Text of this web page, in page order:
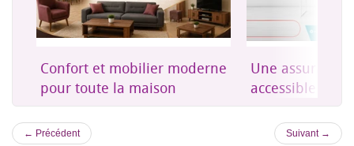
Confort et mobilier moderne
pour toute la maison
Une
accessible à
← Précédent Suivant →